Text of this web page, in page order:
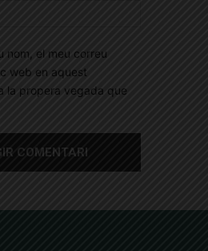
nom, el meu correu
web en aquest
la propera vegada que